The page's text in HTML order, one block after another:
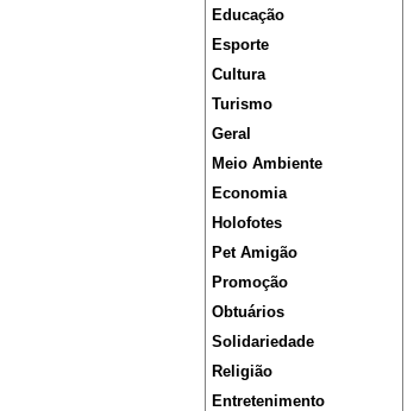
Educação
Esporte
Cultura
Turismo
Geral
Meio Ambiente
Economia
Holofotes
Pet Amigão
Promoção
Obtuários
Solidariedade
Religião
Entretenimento